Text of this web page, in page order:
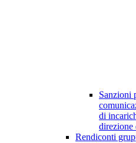
Sanzioni
di
direzione
Rendiconti